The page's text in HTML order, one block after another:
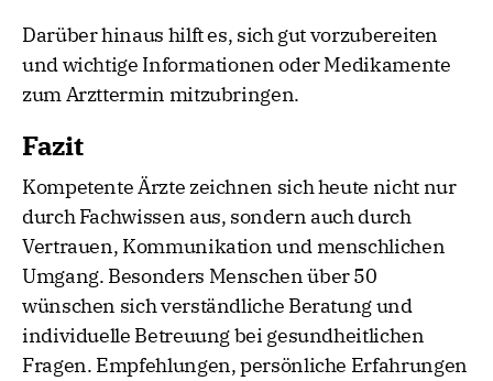
Darüber hinaus hilft es, sich gut vorzubereiten
und wichtige Informationen oder Medikamente
zum Arzttermin mitzubringen.
Fazit
Kompetente Ärzte zeichnen sich heute nicht nur
durch Fachwissen aus, sondern auch durch
Vertrauen, Kommunikation und menschlichen
Umgang. Besonders Menschen über 50
wünschen sich verständliche Beratung und
individuelle Betreuung bei gesundheitlichen
Fragen. Empfehlungen, persönliche Erfahrungen